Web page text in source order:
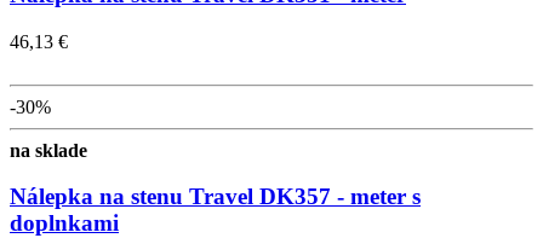
46,13 €
-30%
na sklade
Nálepka na stenu Travel DK357 - meter s
doplnkami